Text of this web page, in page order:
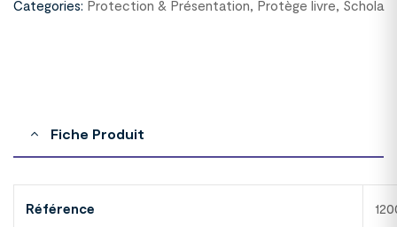
Categories: Protection & Présentation, Protège livre, Schola
Fiche Produit
Référence